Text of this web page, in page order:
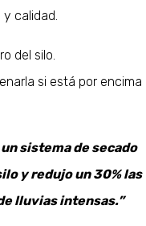
calidad.
del silo.
si está por encima
sistema de secado
y redujo un 30% las
lluvias intensas.”